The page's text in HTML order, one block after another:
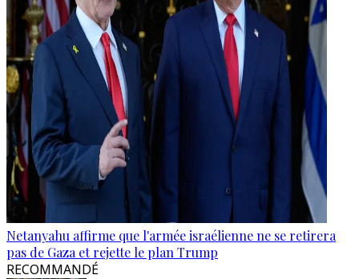
Netanyahu affirme que l'armée israélienne ne se retirera
pas de Gaza et rejette le plan Trump
RECOMMANDÉ